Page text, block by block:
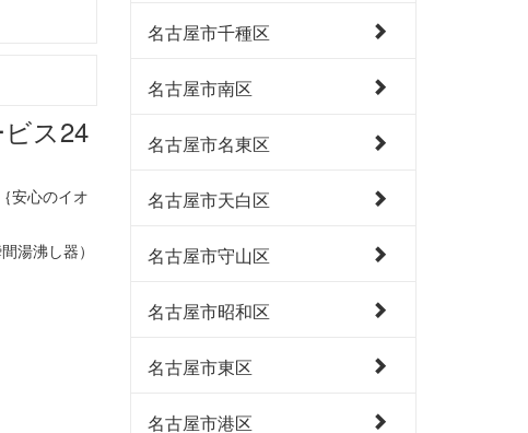
安心のイオ
湯沸し器）
名古屋市千種区
名古屋市南区
名古屋市名東区
名古屋市天白区
名古屋市守山区
名古屋市昭和区
名古屋市東区
名古屋市港区